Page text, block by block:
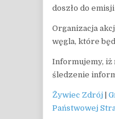
doszło do
Organizacja
węgla, które
Informujemy, iż
śledzenie
Żywiec Zdrój
Państwowej